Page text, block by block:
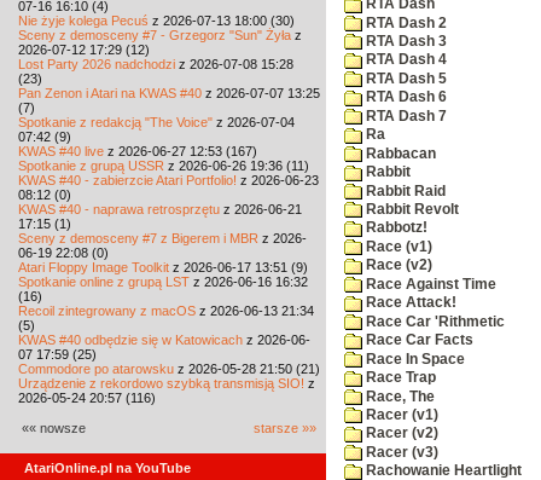
07-16 16:10 (4)
Nie żyje kolega Pecuś z 2026-07-13 18:00 (30)
Sceny z demosceny #7 - Grzegorz "Sun" Żyła z
2026-07-12 17:29 (12)
Lost Party 2026 nadchodzi z 2026-07-08 15:28
(23)
Pan Zenon i Atari na KWAS #40 z 2026-07-07 13:25
(7)
Spotkanie z redakcją "The Voice" z 2026-07-04
07:42 (9)
KWAS #40 live z 2026-06-27 12:53 (167)
Spotkanie z grupą USSR z 2026-06-26 19:36 (11)
KWAS #40 - zabierzcie Atari Portfolio! z 2026-06-23
08:12 (0)
KWAS #40 - naprawa retrosprzętu z 2026-06-21
17:15 (1)
Sceny z demosceny #7 z Bigerem i MBR z 2026-
06-19 22:08 (0)
Atari Floppy Image Toolkit z 2026-06-17 13:51 (9)
Spotkanie online z grupą LST z 2026-06-16 16:32
(16)
Recoil zintegrowany z macOS z 2026-06-13 21:34
(5)
KWAS #40 odbędzie się w Katowicach z 2026-06-
07 17:59 (25)
Commodore po atarowsku z 2026-05-28 21:50 (21)
Urządzenie z rekordowo szybką transmisją SIO! z
2026-05-24 20:57 (116)
«« nowsze starsze »»
AtariOnline.pl na YouTube
RTA Dash
RTA Dash 2
RTA Dash 3
RTA Dash 4
RTA Dash 5
RTA Dash 6
RTA Dash 7
Ra
Rabbacan
Rabbit
Rabbit Raid
Rabbit Revolt
Rabbotz!
Race (v1)
Race (v2)
Race Against Time
Race Attack!
Race Car 'Rithmetic
Race Car Facts
Race In Space
Race Trap
Race, The
Racer (v1)
Racer (v2)
Racer (v3)
Rachowanie Heartlight